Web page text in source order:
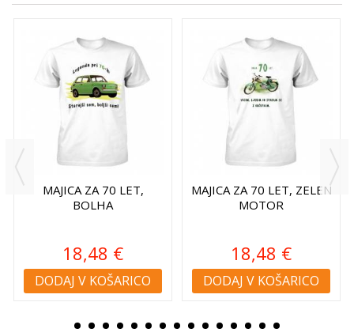
MAJICA ZA 70 LET,
BOLHA
18,48 €
DODAJ V KOŠARICO
MAJICA ZA 70 LET, ZELEN
MOTOR
18,48 €
DODAJ V KOŠARICO